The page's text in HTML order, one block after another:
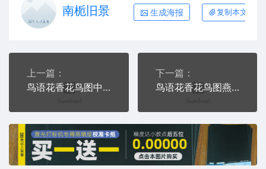
南栀旧景 生成海报 复制本文链接
上一篇：
鸟语花香花鸟图中国传统刺绣PLT格式激光打标文件通用矢量图
下一篇：
鸟语花香花鸟图燕子自由掏出牢笼枷锁PLT格式激光打标文件通用矢量图